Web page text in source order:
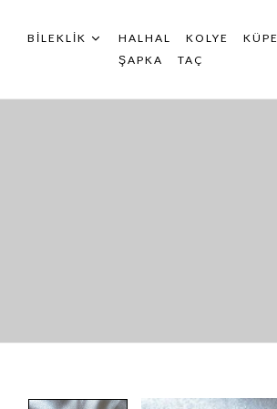
BILEKLIK HALHAL KOLYE KÜPE
ŞAPKA
TAÇ